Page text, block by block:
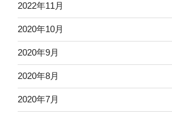
2022年11月
2020年10月
2020年9月
2020年8月
2020年7月